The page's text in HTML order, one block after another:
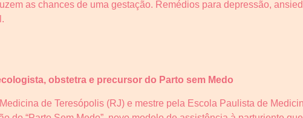
as chances de uma gestação. Remédios para depressão,
obstetra e precursor do Parto sem Medo
de Teresópolis (RJ) e mestre pela Escola Paulista de